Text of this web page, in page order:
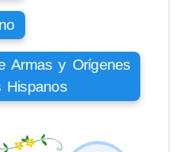
Armas y Orígenes
Hispanos